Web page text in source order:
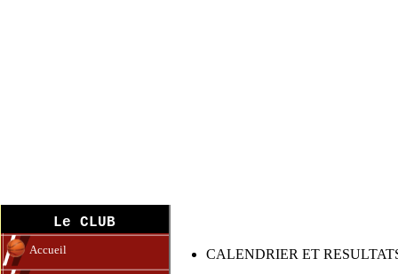
Le CLUB
Accueil CALENDRIER ET